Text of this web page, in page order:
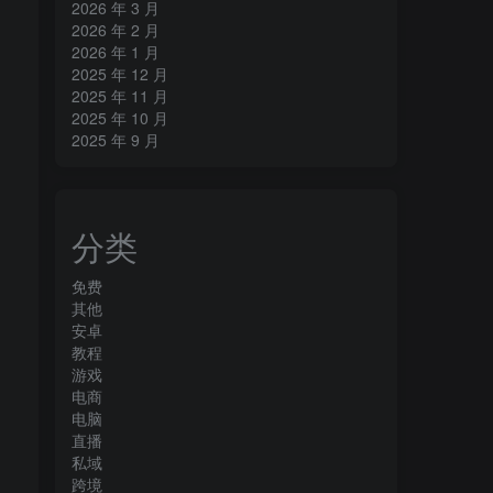
2026 年 3 月
2026 年 2 月
2026 年 1 月
2025 年 12 月
2025 年 11 月
2025 年 10 月
2025 年 9 月
分类
免费
其他
安卓
教程
游戏
电商
电脑
直播
私域
跨境